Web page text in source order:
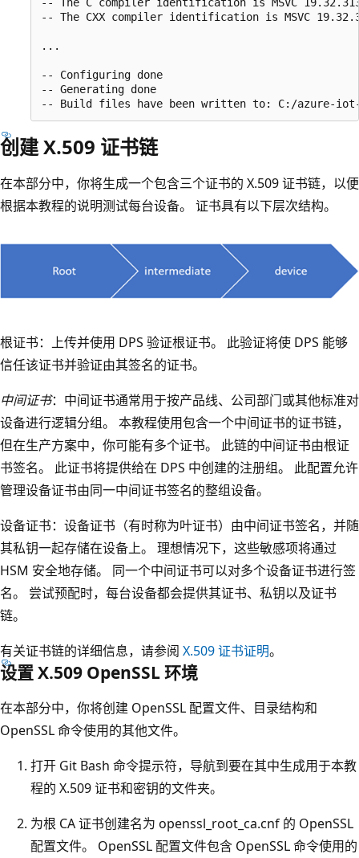
-- The CXX compiler identification is MSVC
...
-- Configuring done
-- Generating done
创建 X.509 证书链
在本部分中，你将生成一个包含三个证书的 X.509 证书链，以便
根据本教程的说明测试每台设备。 证书具有以下层次结构。
根证书：上传并使用 DPS 验证根证书。 此验证将使 DPS 能够
信任该证书并验证由其签名的证书。
中间证书：中间证书通常用于按产品线、公司部门或其他标准对
设备进行逻辑分组。 本教程使用包含一个中间证书的证书链，
但在生产方案中，你可能有多个证书。 此链的中间证书由根证
书签名。 此证书将提供给在 DPS 中创建的注册组。 此配置允许
管理设备证书由同一中间证书签名的整组设备。
设备证书：设备证书（有时称为叶证书）由中间证书签名，并随
其私钥一起存储在设备上。 理想情况下，这些敏感项将通过
HSM 安全地存储。 同一个中间证书可以对多个设备证书进行签
名。 尝试预配时，每台设备都会提供其证书、私钥以及证书
链。
有关证书链的详细信息，请参阅 X.509 证书证明。
设置 X.509 OpenSSL 环境
在本部分中，你将创建 OpenSSL 配置文件、目录结构和
OpenSSL 命令使用的其他文件。
打开 Git Bash 命令提示符，导航到要在其中生成用于本教
程的 X.509 证书和密钥的文件夹。
为根 CA 证书创建名为 openssl_root_ca.cnf 的 OpenSSL
配置文件。 OpenSSL 配置文件包含 OpenSSL 命令使用的